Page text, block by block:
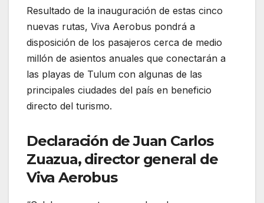
Resultado de la inauguración de estas cinco
nuevas rutas, Viva Aerobus pondrá a
disposición de los pasajeros cerca de medio
millón de asientos anuales que conectarán a
las playas de Tulum con algunas de las
principales ciudades del país en beneficio
directo del turismo.
Declaración de Juan Carlos
Zuazua, director general de
Viva Aerobus